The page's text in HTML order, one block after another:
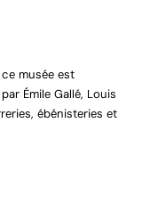
ce musée est
Émile Gallé, Louis
ébénisteries et